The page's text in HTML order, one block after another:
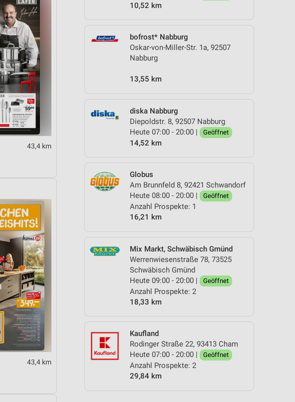
10,52 km
bofrost* Nabburg
Oskar-von-Miller-Str. 1a, 92507
Nabburg
13,55 km
diska Nabburg
Diepoldstr. 8, 92507 Nabburg
Heute 07:00 - 20:00 |
Geöffnet
14,52 km
Globus
Am Brunnfeld 8, 92421 Schwandorf
Heute 08:00 - 20:00 |
Geöffnet
Anzahl Prospekte: 1
16,21 km
Mix Markt, Schwäbisch Gmünd
Werrenwiesenstraße 78, 73525
Schwäbisch Gmünd
Heute 09:00 - 20:00 |
Geöffnet
Anzahl Prospekte: 2
18,33 km
Kaufland
Rodinger Straße 22, 93413 Cham
Heute 07:00 - 20:00 |
Geöffnet
Anzahl Prospekte: 2
29,84 km
43,4 km
43,4 km